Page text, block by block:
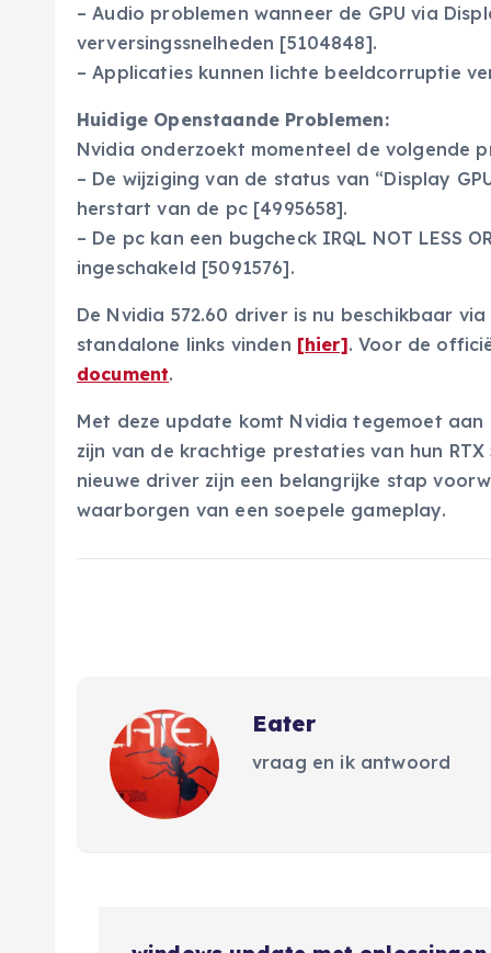
– Audio problemen wanneer de GPU via
verversingssnelheden [5104848].
– Applicaties kunnen lichte beeldcorruptie
Huidige Openstaande Problemen:
Nvidia onderzoekt momenteel de volgende
– De wijziging van de status van “Display
herstart van de pc [4995658].
– De pc kan een bugcheck IRQL NOT LESS
ingeschakeld [5091576].
De Nvidia 572.60 driver is nu beschikbaar
standalone links vinden [hier]. Voor de
document.
Met deze update komt Nvidia tegemoet
zijn van de krachtige prestaties van hun RTX
nieuwe driver zijn een belangrijke stap
waarborgen van een soepele gameplay.
Eater
vraag en ik antwoord
B